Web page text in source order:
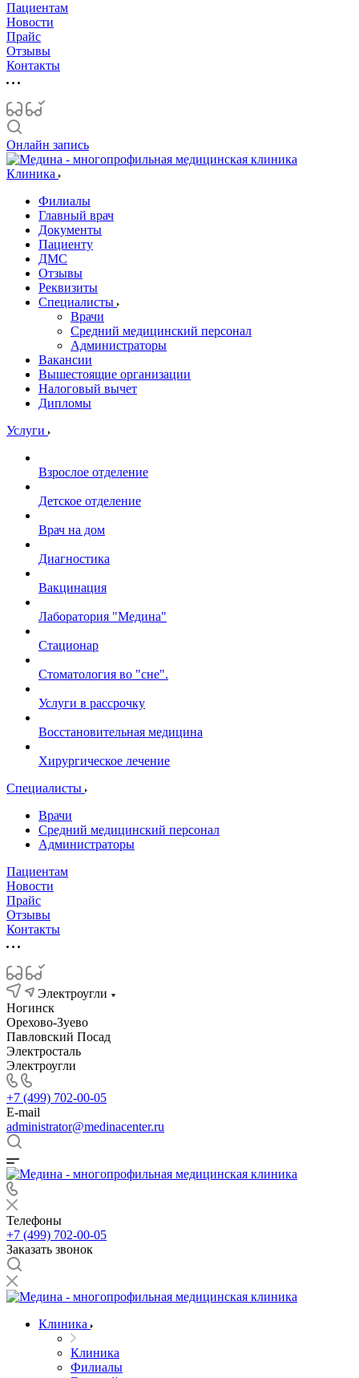
Пациентам
Новости
Прайс
Отзывы
Контакты
Онлайн запись
Клиника
Филиалы
Главный врач
Документы
Пациенту
ДМС
Отзывы
Реквизиты
Специалисты
Врачи
Средний медицинский персонал
Администраторы
Вакансии
Вышестоящие организации
Налоговый вычет
Дипломы
Услуги
Взрослое отделение
Детское отделение
Врач на дом
Диагностика
Вакцинация
Лаборатория "Медина"
Стационар
Стоматология во "сне".
Услуги в рассрочку
Восстановительная медицина
Хирургическое лечение
Специалисты
Врачи
Средний медицинский персонал
Администраторы
Пациентам
Новости
Прайс
Отзывы
Контакты
Электроугли
Ногинск
Орехово-Зуево
Павловский Посад
Электросталь
Электроугли
+7 (499) 702-00-05
E-mail
administrator@medinacenter.ru
Телефоны
+7 (499) 702-00-05
Заказать звонок
Клиника
Клиника
Филиалы